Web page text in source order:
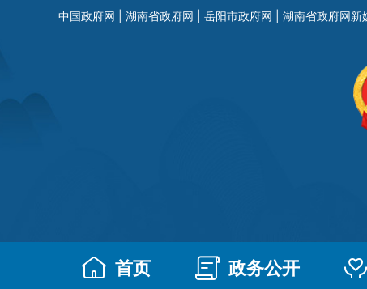
中国政府网 湖南省政府网 岳阳市政府网 湖南省政府网新
首页 政务公开